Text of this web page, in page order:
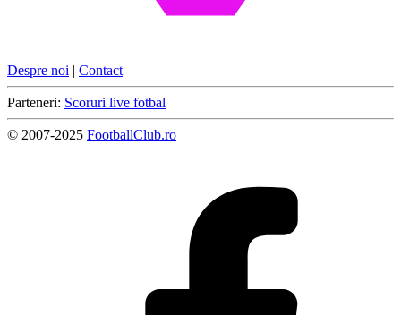
Despre noi | Contact
Parteneri: Scoruri live fotbal
© 2007-2025 FootballClub.ro